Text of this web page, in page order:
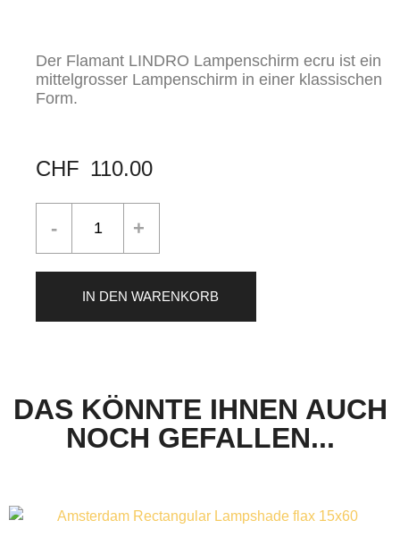
Der Flamant LINDRO Lampenschirm ecru ist ein
mittelgrosser Lampenschirm in einer klassischen
Form.
CHF 110.00
IN DEN WARENKORB
DAS KÖNNTE IHNEN AUCH
NOCH GEFALLEN...